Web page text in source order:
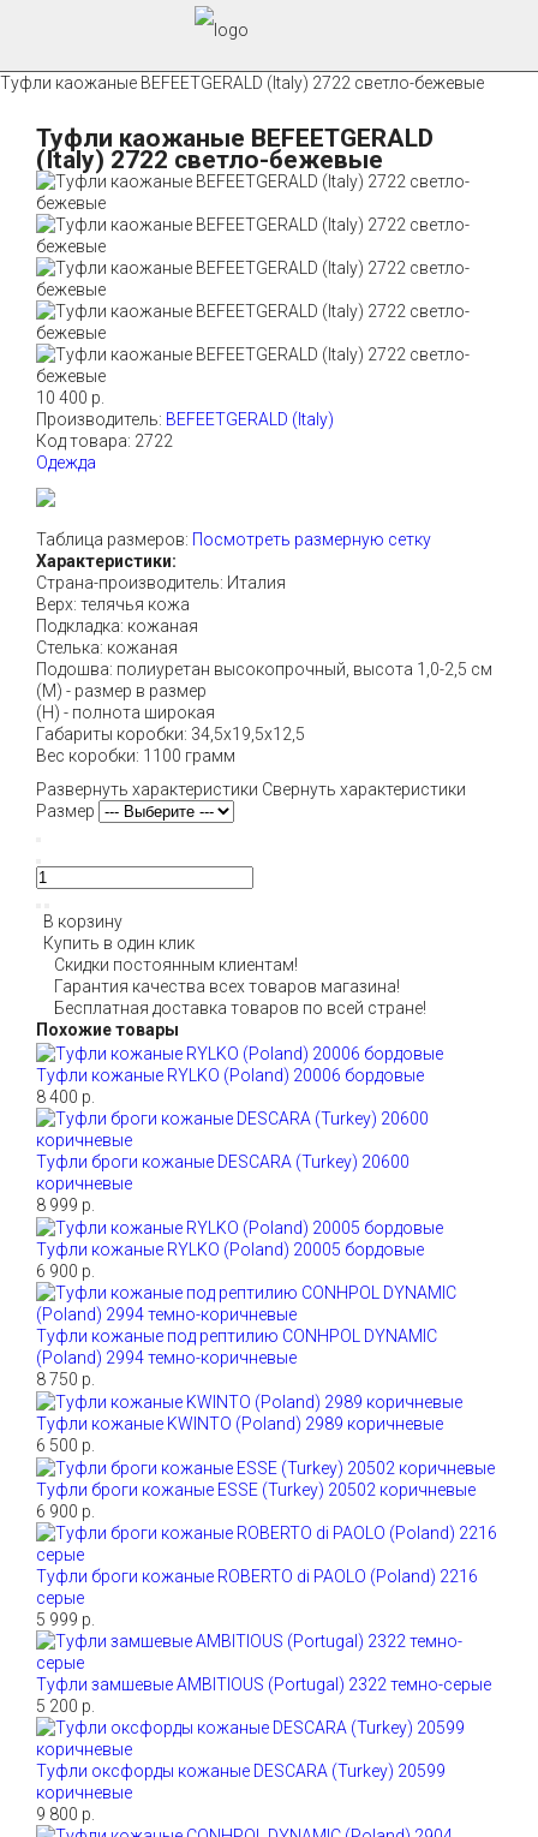
Туфли каожаные BEFEETGERALD (Italy) 2722 светло-бежевые
Туфли каожаные BEFEETGERALD
(Italy) 2722 светло-бежевые
10 400 р.
Производитель: BEFEETGERALD (Italy)
Код товара: 2722
Одежда
Таблица размеров: Посмотреть размерную сетку
Характеристики:
Страна-производитель: Италия
Верх: телячья кожа
Подкладка: кожаная
Стелька: кожаная
Подошва: полиуретан высокопрочный, высота 1,0-2,5 см
(М) - размер в размер
(H) - полнота широкая
Габариты коробки: 34,5х19,5х12,5
Вес коробки: 1100 грамм
Развернуть характеристики Свернуть характеристики
Размер
В корзину
Купить в один клик
Скидки постоянным клиентам!
Гарантия качества всех товаров магазина!
Бесплатная доставка товаров по всей стране!
Похожие товары
Туфли кожаные RYLKO (Poland) 20006 бордовые
8 400 р.
Туфли броги кожаные DESCARA (Turkey) 20600
коричневые
8 999 р.
Туфли кожаные RYLKO (Poland) 20005 бордовые
6 900 р.
Туфли кожаные под рептилию CONHPOL DYNAMIC
(Poland) 2994 темно-коричневые
8 750 р.
Туфли кожаные KWINTO (Poland) 2989 коричневые
6 500 р.
Туфли броги кожаные ESSE (Turkey) 20502 коричневые
6 900 р.
Туфли броги кожаные ROBERTO di PAOLO (Poland) 2216
серые
5 999 р.
Туфли замшевые AMBITIOUS (Portugal) 2322 темно-серые
5 200 р.
Туфли оксфорды кожаные DESCARA (Turkey) 20599
коричневые
9 800 р.